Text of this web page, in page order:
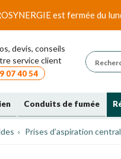
est fermée du
devis, conseils
service client
07 40 54
Conduits de fumée
Prises d’aspiration